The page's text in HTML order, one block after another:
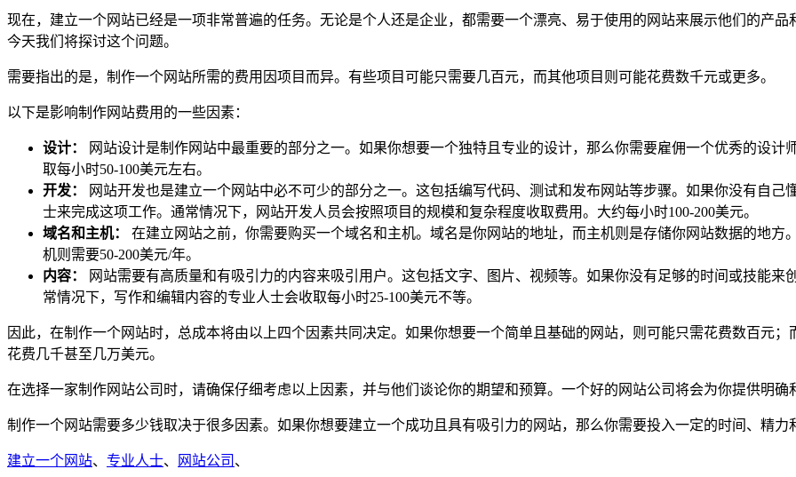
现在，建立一个网站已经是一项非常普遍的任务。无论是个人还是企业，都需要一个漂亮、易于使用的网站来展示他们的产
今天我们将探讨这个问题。
需要指出的是，制作一个网站所需的费用因项目而异。有些项目可能只需要几百元，而其他项目则可能花费数千元或更多。
以下是影响制作网站费用的一些因素：
设计：
网站设计是制作网站中最重要的部分之一。如果你想要一个独特且专业的设计，那么你需要雇佣一个优秀的设
取每小时50-100美元左右。
开发：
网站开发也是建立一个网站中必不可少的部分之一。这包括编写代码、测试和发布网站等步骤。如果你没有自
士来完成这项工作。通常情况下，网站开发人员会按照项目的规模和复杂程度收取费用。大约每小时100-200美元。
域名和主机：
在建立网站之前，你需要购买一个域名和主机。域名是你网站的地址，而主机则是存储你网站数据的地方
机则需要50-200美元/年。
内容：
网站需要有高质量和有吸引力的内容来吸引用户。这包括文字、图片、视频等。如果你没有足够的时间或技能
常情况下，写作和编辑内容的专业人士会收取每小时25-100美元不等。
因此，在制作一个网站时，总成本将由以上四个因素共同决定。如果你想要一个简单且基础的网站，则可能只需花费数百元
花费几千甚至几万美元。
在选择一家制作网站公司时，请确保仔细考虑以上因素，并与他们谈论你的期望和预算。一个好的网站公司将会为你提供明
制作一个网站需要多少钱取决于很多因素。如果你想要建立一个成功且具有吸引力的网站，那么你需要投入一定的时间、精力
建立一个网站、 专业人士、 网站公司 、